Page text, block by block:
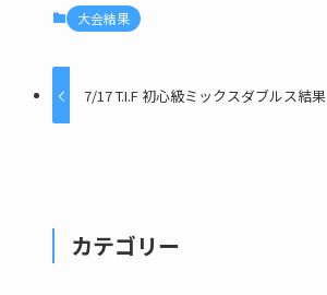
大会結果
7/17 T.I.F 初心級ミックスダブルス結果
カテゴリー